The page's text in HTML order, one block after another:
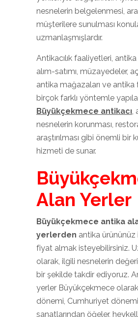
nesnelerin belgelenmesi,
müşterilere sunulması
uzmanlaşmışlardır.
Antikacılık faaliyetleri,
alım-satımı, müzayedeler,
antika mağazaları ve antika
birçok farklı yöntemle
Büyükçekmece antikacı,
nesnelerin korunması,
araştırılması gibi önemli bir
hizmeti de sunar.
Alan Yerler
Büyükçekmece antika
yerlerden antika ürününüz
fiyat almak isteyebilirsiniz.
olarak, ilgili nesnelerin
bir şekilde takdir ediyoruz.
yerler Büyükçekmece
dönemi, Cumhuriyet
sanatlarından öğeler,